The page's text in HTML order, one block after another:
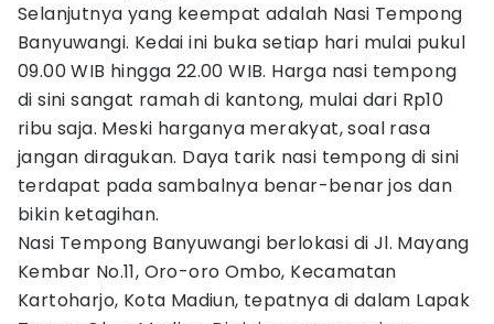
Selanjutnya yang keempat adalah Nasi Tempong
Banyuwangi. Kedai ini buka setiap hari mulai pukul
09.00 WIB hingga 22.00 WIB. Harga nasi tempong
di sini sangat ramah di kantong, mulai dari Rp10
ribu saja. Meski harganya merakyat, soal rasa
jangan diragukan. Daya tarik nasi tempong di sini
terdapat pada sambalnya benar-benar jos dan
bikin ketagihan.
Nasi Tempong Banyuwangi berlokasi di Jl. Mayang
Kembar No.11, Oro-oro Ombo, Kecamatan
Kartoharjo, Kota Madiun, tepatnya di dalam Lapak